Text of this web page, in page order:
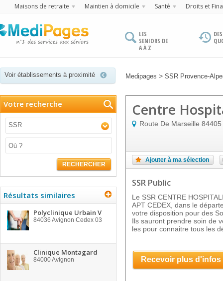
Maisons de retraite Maintien à domicile Santé Droits et
LES
SENIORS DE
A À Z
Voir établissements à proximité Medipages > SSR Provence-
Votre recherche
SSR
RECHERCHER
Résultats similaires
Polyclinique Urbain V
84036 Avignon Cedex 03
Clinique Montagard
84000Avignon
Centre
Route De Marseille 84405
Ajouter à ma sélection
SSR Public
Le SSR CENTRE
APT CEDEX, dans le
votre disposition pour des
Ils sauront prendre soin de
les pour connaitre tous les
Recevoir plus d'infos